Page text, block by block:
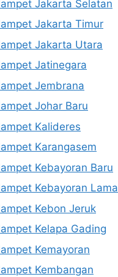
Jakarta Selatan
Jakarta Timur
Jakarta Utara
Jatinegara
Jembrana
Johar Baru
Kalideres
Karangasem
Kebayoran Baru
Kebayoran Lama
Kebon Jeruk
Kelapa Gading
Kemayoran
Kembangan